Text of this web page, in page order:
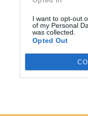
I want to opt-out
of my Personal
was collected.
Opted Out
kaudella
54 otteluun
useat NHL-seurat ovat